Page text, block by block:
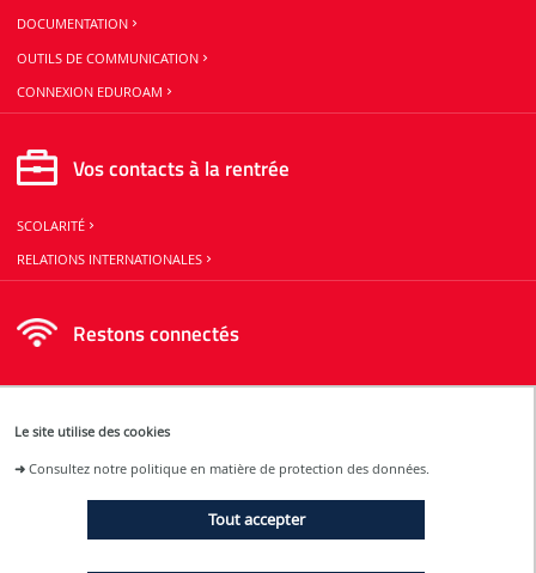
Le site utilise des cookies
➜Consultez notre politique en matière de protection des données.
Tout accepter
DOCUMENTATION
OUTILS DE COMMUNICATION
CONNEXION EDUROAM
Vos contacts à la rentrée
SCOLARITÉ
RELATIONS INTERNATIONALES
Restons connectés
ACTUALITÉS
ÉVÉNEMENTS